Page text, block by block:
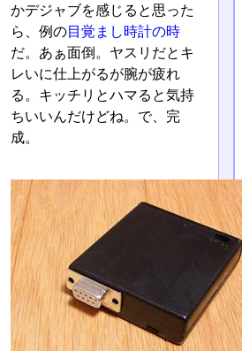
かデジャブを感じると思った
ら、例の目覚まし時計の時
だ。あぁ面倒。ヤスリだとキ
レいに仕上がるが腕が疲れ
る。キッチリとハマると気持
ちいいんだけどね。で、完
成。